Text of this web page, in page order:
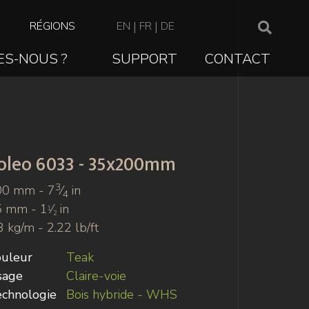
TOP
NAVIGATION
RÉGIONS EN | FR | DE
NOUS ? SUPPORT CONTACT
6033 - 35x200mm
mm - 73⁄4 in
mm - 1 1⁄2 in
kg/m - 2.22 lb/ft
Teak
Claire-voie
Bois hybride - WHS